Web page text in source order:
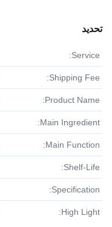
تحديد
Service:
Shipping Fee:
Product Name:
Main Ingredient:
Main Function:
Shelf-Life:
Specification:
High Light: